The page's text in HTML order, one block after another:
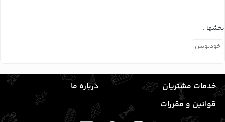
بخشها :
خودنویس
خدمات مشتریان
درباره ما
قوانین و مقررات